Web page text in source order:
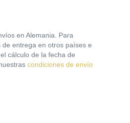
en Alemania. Para
de entrega en otros países e
cálculo de la fecha de
condiciones de envío